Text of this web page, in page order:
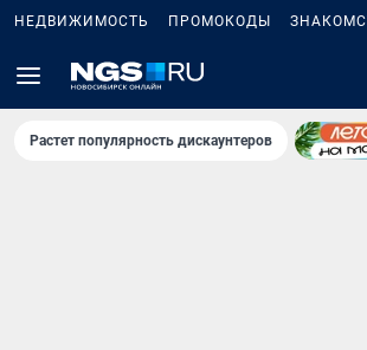
НЕДВИЖИМОСТЬ ПРОМОКОДЫ
Растет популярность дискаунтеров